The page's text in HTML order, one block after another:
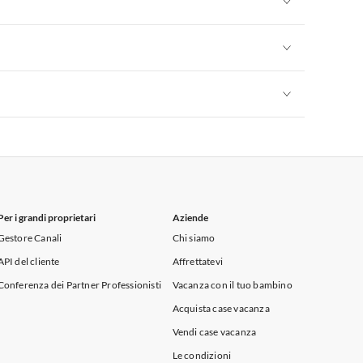
i grandi proprietari
Canali
del cliente
dei Partner Professionisti
Aziende
Chi siamo
Affrettatevi
Vacanza con il tuo bambino
Acquista case vacanza
Vendi case vacanza
Le condizioni